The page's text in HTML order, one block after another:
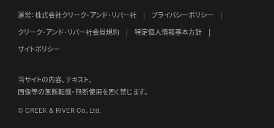
運営：株式会社クリーク･アンド･リバー社
プライバシーポリシー
クリーク･アンド･リバー社会員規約
特定個人情報基本方針
サイトポリシー
当サイトの内容、テキスト、
画像等の無断転載・無断使用を固く禁じます。
© CREEK & RIVER Co., Ltd.